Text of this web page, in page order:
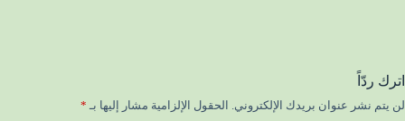
اترك ردّاً
لن يتم نشر عنوان بريدك الإلكتروني. الحقول الإلزامية مشار إليها بـ *